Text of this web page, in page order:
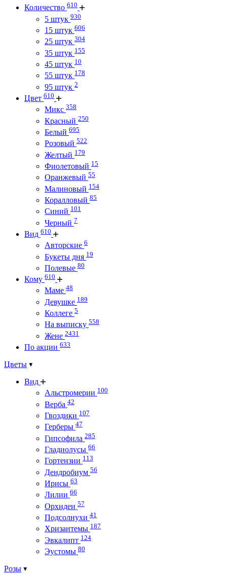
Количество 610
5 штук 930
15 штук 606
25 штук 304
35 штук 155
45 штук 10
55 штук 178
95 штук 2
Цвет 610
Микс 358
Красный 250
Белый 695
Розовый 522
Желтый 179
Фиолетовый 15
Оранжевый 55
Малиновый 154
Коралловый 85
Синий 101
Черный 7
Вид 610
Авторские 6
Букеты дня 19
Полевые 80
Кому 610
Маме 48
Девушке 189
Коллеге 5
На выписку 558
Жене 2431
По акции 633
Цветы
Вид
Альстромерии 100
Верба 42
Гвоздики 107
Герберы 47
Гипсофила 285
Гладиолусы 66
Гортензии 113
Дендробиум 56
Ирисы 63
Лилии 66
Орхидеи 57
Подсолнухи 41
Хризантемы 187
Эвкалипт 124
Эустомы 80
Розы